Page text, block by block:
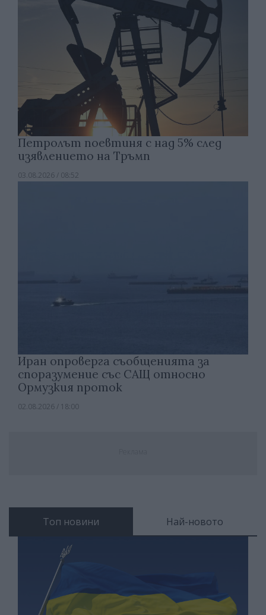
Петролът поевтиня с над 5% след
изявлението на Тръмп
03.08.2026 / 08:52
Иран опроверга съобщенията за
споразумение със САЩ относно
Ормузкия проток
02.08.2026 / 18:00
Топ новини Най-новото